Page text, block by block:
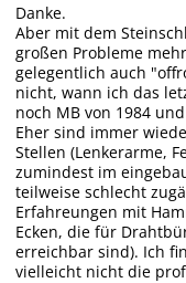
Danke.
Aber mit dem
großen Probleme
gelegentlich auch
nicht, wann ich das
noch MB von 1984
Eher sind immer
Stellen (Lenkerarme,
zumindest im
teilweise schlecht
Erfahreungen mit
Ecken, die für
erreichbar sind). Ich
vielleicht nicht die